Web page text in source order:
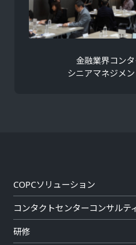
金融業界コン
シニアマネジメ
COPCソリューション
コンタクトセンターコンサルテ
研修